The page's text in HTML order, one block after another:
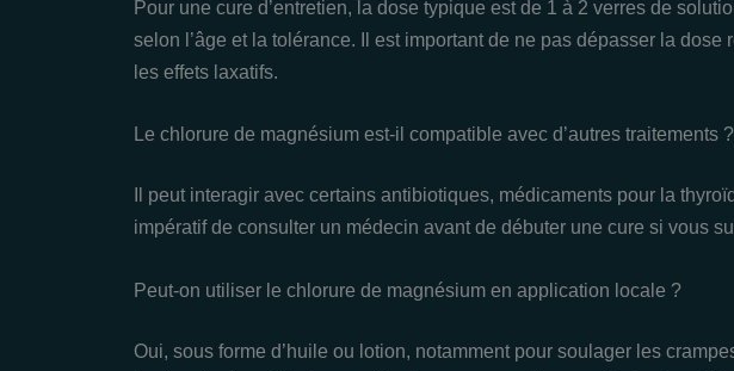
Pour une cure d’entretien, la dose typique est de 1 à 2 verres de
selon l’âge et la tolérance. Il est important de ne pas dépasser la dose
les effets laxatifs.
Le chlorure de magnésium est-il compatible avec d’autres traitements ?
Il peut interagir avec certains antibiotiques, médicaments pour la
impératif de consulter un médecin avant de débuter une cure si vous
Peut-on utiliser le chlorure de magnésium en application locale ?
Oui, sous forme d’huile ou lotion, notamment pour soulager les